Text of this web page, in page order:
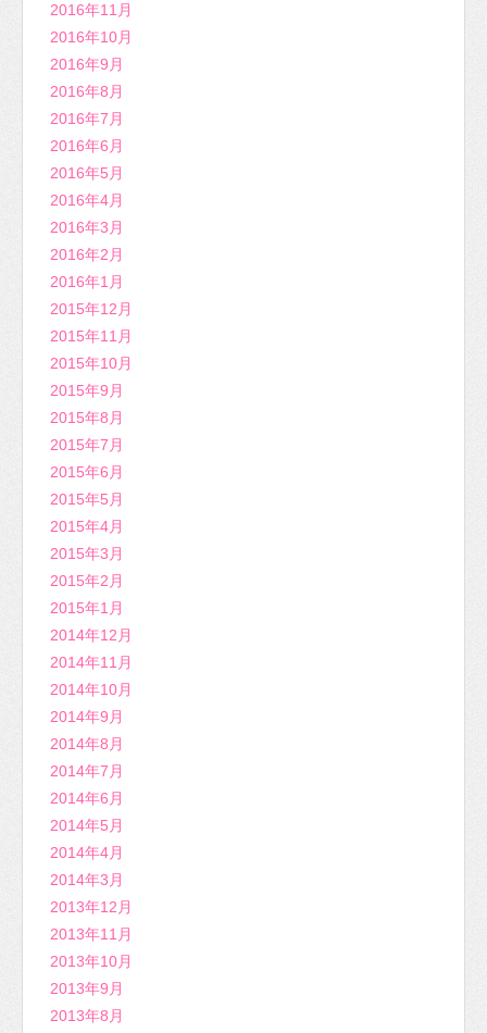
2016年11月
2016年10月
2016年9月
2016年8月
2016年7月
2016年6月
2016年5月
2016年4月
2016年3月
2016年2月
2016年1月
2015年12月
2015年11月
2015年10月
2015年9月
2015年8月
2015年7月
2015年6月
2015年5月
2015年4月
2015年3月
2015年2月
2015年1月
2014年12月
2014年11月
2014年10月
2014年9月
2014年8月
2014年7月
2014年6月
2014年5月
2014年4月
2014年3月
2013年12月
2013年11月
2013年10月
2013年9月
2013年8月